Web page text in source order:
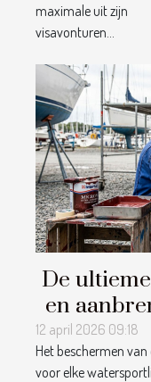
maximale uit zijn
visavonturen...
De
en
12 april 2026 09:18
Het beschermen van
voor elke